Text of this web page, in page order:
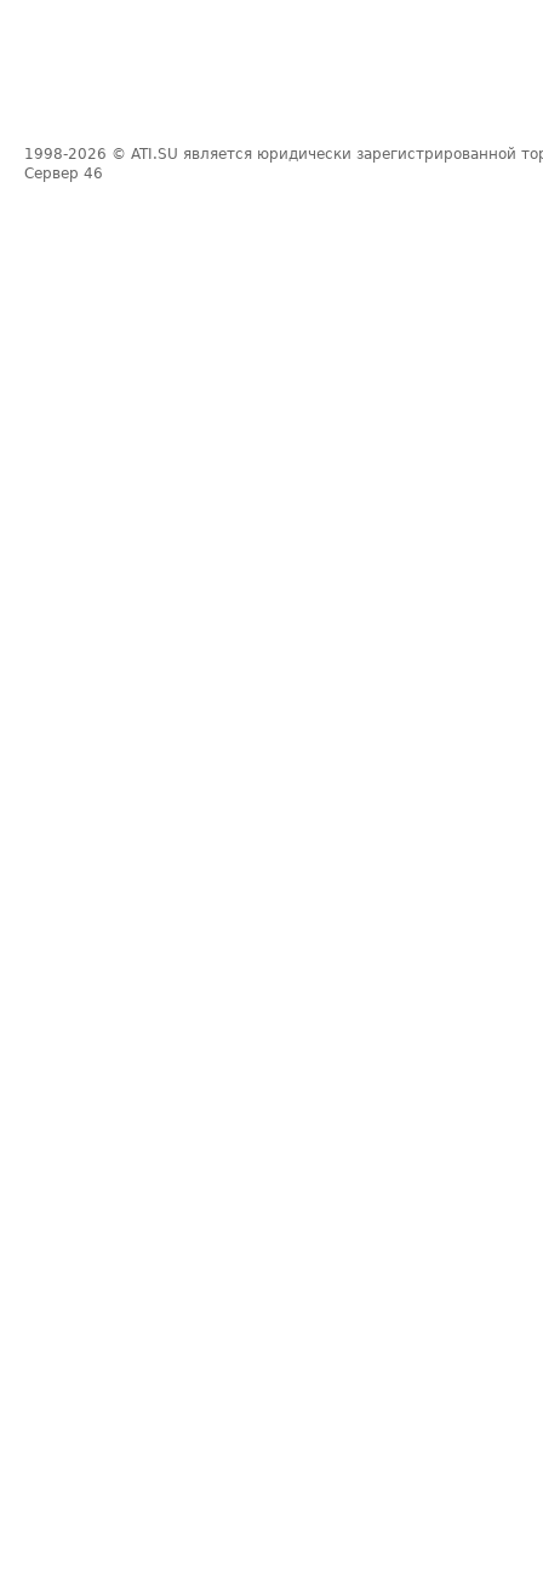
1998-2026 © ATI.SU является юридически зарегистрированной
Сервер 46